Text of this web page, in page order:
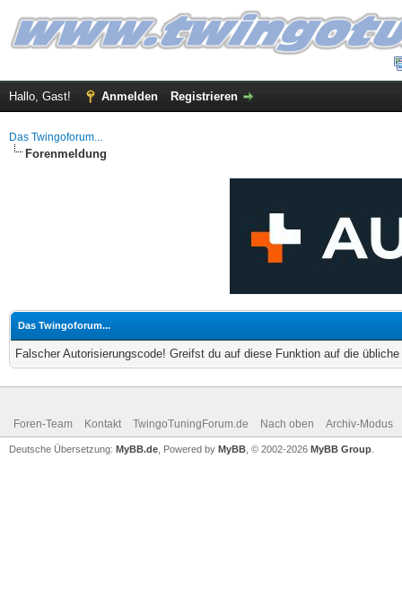
Hallo, Gast! Anmelden Registrieren
Das Twingoforum...
Forenmeldung
Das Twingoforum...
Falscher Autorisierungscode! Greifst du auf diese Funktion auf die
Foren-Team Kontakt TwingoTuningForum.de Nach oben Archiv-Modus
Deutsche Übersetzung: MyBB.de , Powered by MyBB , © 2002-2026 MyBB Group